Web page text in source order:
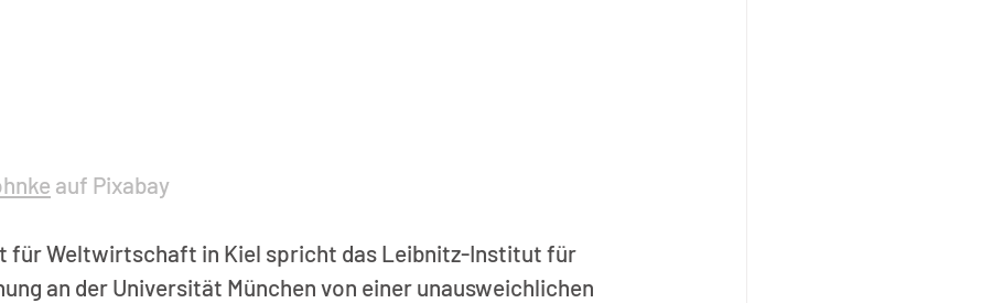
auf Pixabay
für Weltwirtschaft in Kiel spricht das Leibnitz-Institut für
an der Universität München von einer unausweichlichen